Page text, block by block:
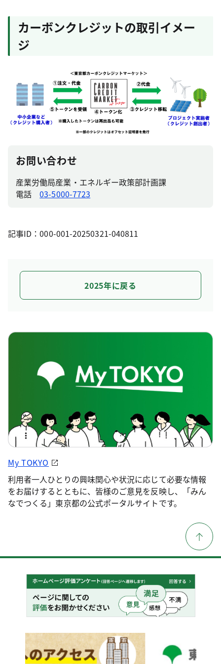
カーボンクレジットの取引イメー
ジ
お問い合わせ
産業労働局産業・エネルギー政策部計画課
電話03-5000-7723
記事ID：000-001-20250321-040811
2025年に戻る
My TOKYO
利用者一人ひとりの興味関心や状況に応じて必要な情報
をお届けするとともに、皆様のご意見を反映し、「みん
なでつくる」東京都の公式ポータルサイトです。